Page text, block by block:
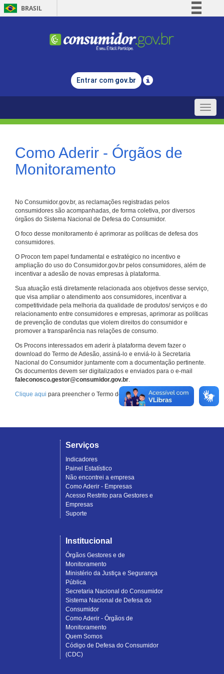
BRASIL
Comunica BR
Legislação
Entrar com gov.br
Toggle
Como Aderir - Órgãos de
Monitoramento
No Consumidor.gov.br, as reclamações registradas pelos
consumidores são acompanhadas, de forma coletiva, por diversos
órgãos do Sistema Nacional de Defesa do Consumidor.
O foco desse monitoramento é aprimorar as políticas de defesa dos
consumidores.
O Procon tem papel fundamental e estratégico no incentivo e
ampliação do uso do Consumidor.gov.br pelos consumidores, além de
incentivar a adesão de novas empresas à plataforma.
Sua atuação está diretamente relacionada aos objetivos desse serviço,
que visa ampliar o atendimento aos consumidores, incentivar a
competitividade pela melhoria da qualidade de produtos/ serviços e do
relacionamento entre consumidores e empresas, aprimorar as políticas
de prevenção de condutas que violem direitos do consumidor e
promover a transparência nas relações de consumo.
Os Procons interessados em aderir à plataforma devem fazer o
download do Termo de Adesão, assiná-lo e enviá-lo à Secretaria
Nacional do Consumidor juntamente com a documentação pertinente.
Os documentos devem ser digitalizados e enviados para o e-mail
faleconosco.gestor@consumidor.gov.br.
Clique aqui para preencher o Termo de Adesão.
Serviços
Indicadores
Painel Estatístico
Não encontrei a empresa
Como Aderir - Empresas
Acesso Restrito para Gestores e
Empresas
Suporte
Institucional
Órgãos Gestores e de
Monitoramento
Ministério da Justiça e Segurança
Pública
Secretaria Nacional do Consumidor
Sistema Nacional de Defesa do
Consumidor
Como Aderir - Órgãos de
Monitoramento
Quem Somos
Código de Defesa do Consumidor
(CDC)